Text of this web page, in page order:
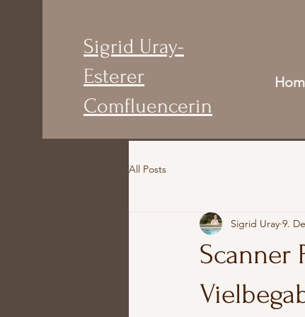
Sigrid Uray-
Esterer
Comfluencerin
All Posts
Scanner
Sigrid Uray 9.